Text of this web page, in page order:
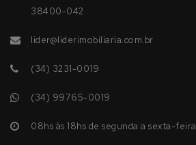
38400-042
lider@liderimobiliaria.com.br
(34) 3231-0019
(34) 99765-0019
08hs às 18hs de segunda a sexta-feira